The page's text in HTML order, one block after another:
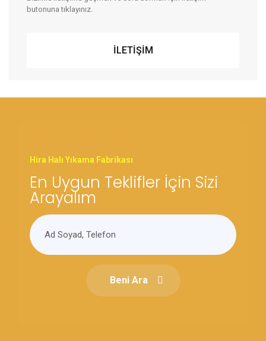
butonuna tıklayınız.
İLETİŞİM
Hira Halı Yıkama Fabrikası
En Uygun Teklifler İçin Sizi
Arayalım
Beni Ara